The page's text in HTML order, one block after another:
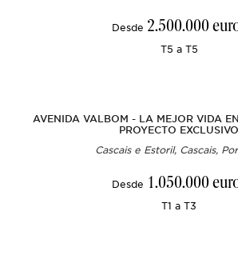
Desde 2.500.000
T5 a T5
AVENIDA VALBOM - LA MEJOR VIDA
PROYECTO EXCLUSIVO
Cascais e Estoril, Cascais,
Desde 1.050.000
T1 a T3